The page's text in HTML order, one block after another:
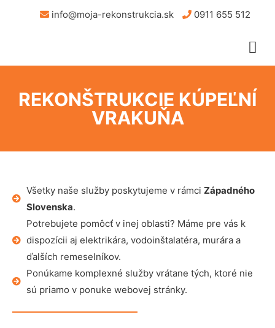
info@moja-rekonstrukcia.sk 0911 655 512
REKONŠTRUKCIE KÚPEĽNÍ
VRAKUŇA
Všetky naše služby poskytujeme v rámci Západného
Slovenska.
Potrebujete pomôcť v inej oblasti? Máme pre vás k
dispozícii aj elektrikára, vodoinštalatéra, murára a
ďalších remeselníkov.
Ponúkame komplexné služby vrátane tých, ktoré nie
sú priamo v ponuke webovej stránky.